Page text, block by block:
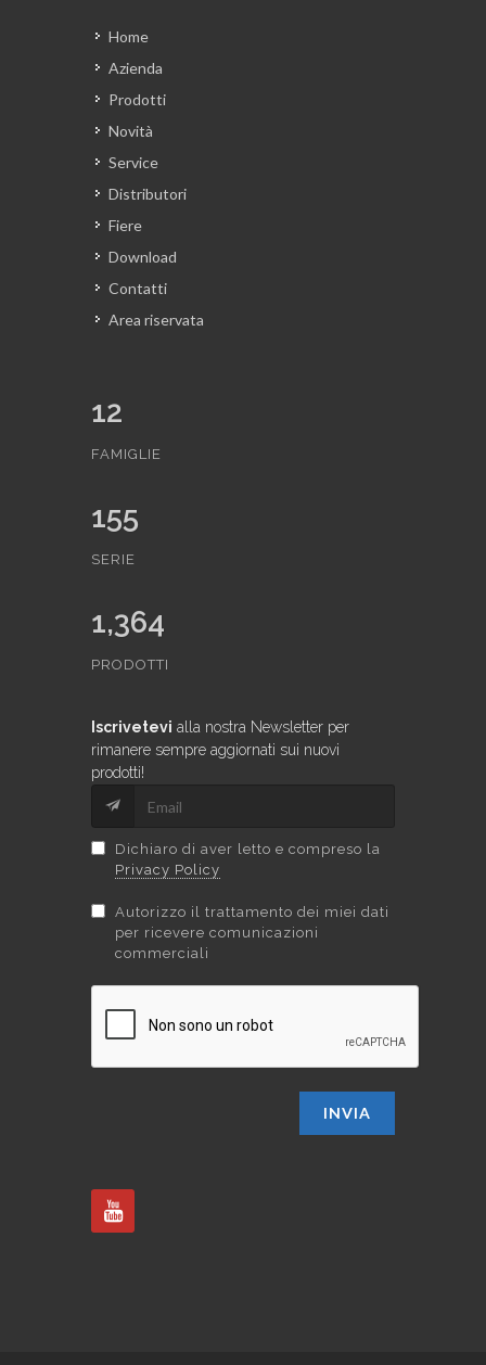
Home
Azienda
Prodotti
Novità
Service
Distributori
Fiere
Download
Contatti
Area riservata
12
FAMIGLIE
155
SERIE
1,364
PRODOTTI
Iscrivetevi alla nostra Newsletter per
rimanere sempre aggiornati sui nuovi
prodotti!
Dichiaro di aver letto e compreso la
Privacy Policy
Autorizzo il trattamento dei miei dati
per ricevere comunicazioni
commerciali
INVIA